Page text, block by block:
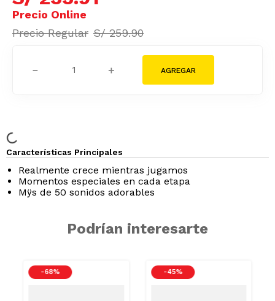
S/ 259.90
＋
－
Características Principales
Realmente crece mientras jugamos
Momentos especiales en cada etapa
Mÿs de 50 sonidos adorables
Podrían interesarte
-68 % -45 %